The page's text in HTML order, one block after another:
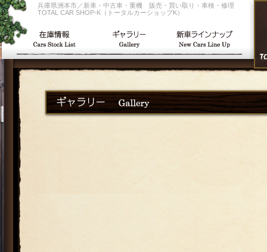
兵庫県洲本市／新車・中古車・重機 販売・買い取り・車検・修理
TOTAL CAR SHOP-K（トータルカーショップK）